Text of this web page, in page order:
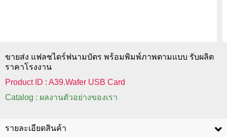
ขายส่ง แฟลชไดร์ฟนามบัตร พร้อมพิมพ์ภาพตามแบบ รับผลิต
ราคาโรงงาน
Product ID : A39.Wafer USB Card
Catalog : ผลงานตัวอย่างของเรา
รายละเอียดสินค้า